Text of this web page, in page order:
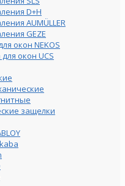
D+H
AUMÜLLER
GEZE
окон NEKOS
окон UСS
защелки